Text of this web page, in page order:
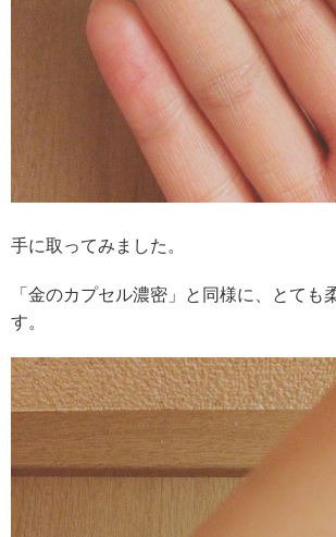
手に取ってみました。
「金のカプセル濃密」と同様に、とても
す。